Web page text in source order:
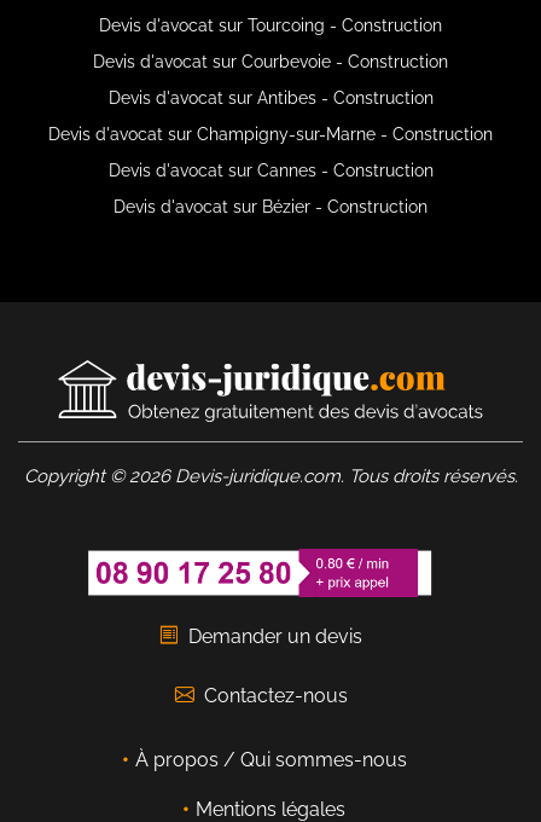
Devis d'avocat sur Tourcoing - Construction
Devis d'avocat sur Courbevoie - Construction
Devis d'avocat sur Antibes - Construction
Devis d'avocat sur Champigny-sur-Marne - Construction
Devis d'avocat sur Cannes - Construction
Devis d'avocat sur Bézier - Construction
Copyright © 2026 Devis-juridique.com. Tous droits réservés.
Demander un devis
Contactez-nous
À propos / Qui sommes-nous
Mentions légales